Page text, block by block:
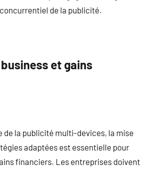
de la publicité.
et gains
de la publicité multi-devices, la mise
adaptées est essentielle pour
financiers. Les entreprises doivent